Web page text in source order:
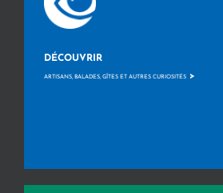
DÉCOUVRIR
ARTISANS, BALADES, GÎTES ET AUTRES CURIOSITÉS >